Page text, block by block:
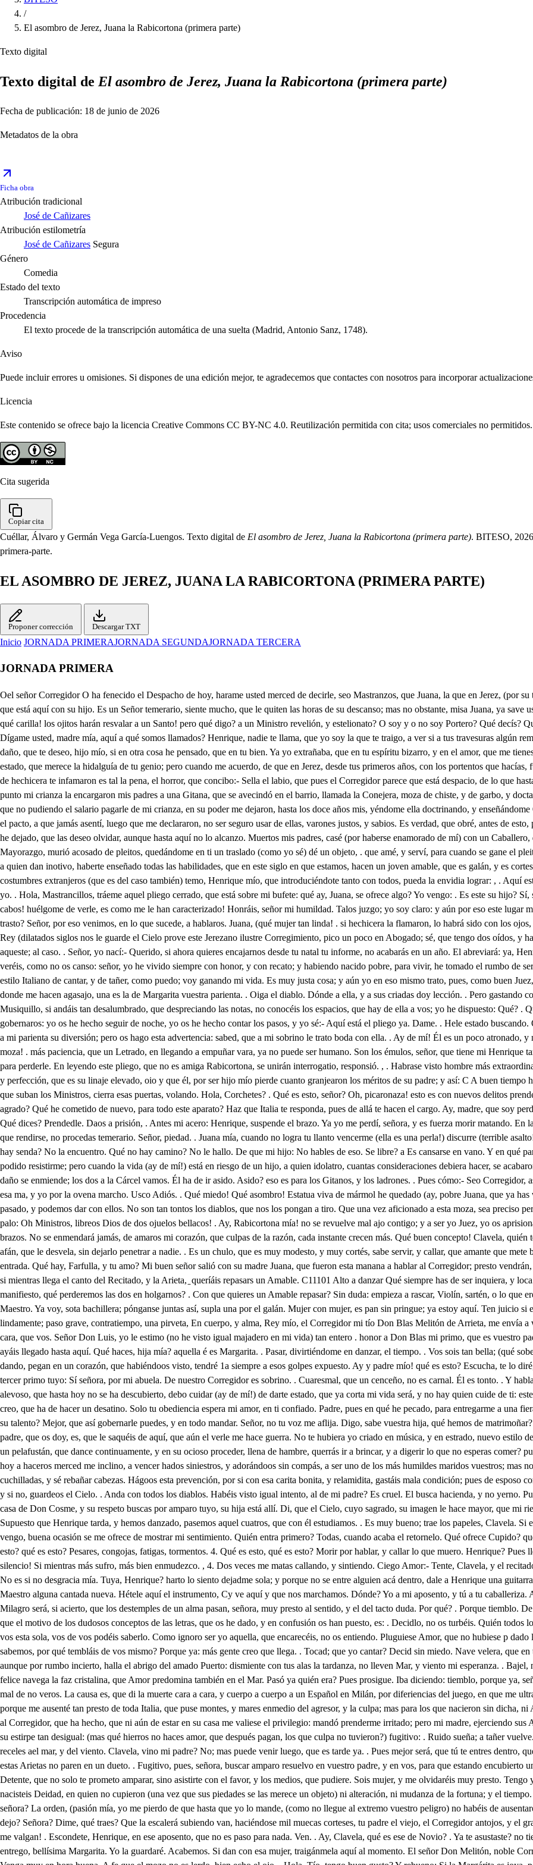
/
El asombro de Jerez, Juana la Rabicortona (primera parte)
Texto digital
Texto digital de El asombro de Jerez, Juana la Rabicortona (primera parte)
Fecha de publicación: 18 de junio de 2026
Metadatos de la obra
Ficha obra
Atribución tradicional
José de Cañizares
Atribución estilometría
José de Cañizares Segura
Género
Comedia
Estado del texto
Transcripción automática de impreso
Procedencia
El texto procede de la transcripción automática de una suelta (Madrid, Antonio Sanz, 1748).
Aviso
Puede incluir errores u omisiones. Si dispones de una edición mejor, te agradecemos que contactes con nosotros para incorporar
Licencia
Este contenido se ofrece bajo la licencia Creative Commons CC BY-NC 4.0. Reutilización permitida con cita; usos comerciales no permitidos.
Cita sugerida
Copiar cita
Cuéllar, Álvaro y Germán Vega García-Luengos. Texto digital de El asombro de Jerez, Juana la Rabicortona (primera parte). BITESO,
primera-parte.
EL ASOMBRO DE JEREZ, JUANA LA RABICORTONA (PRIMERA PARTE)
Proponer corrección Descargar TXT
Inicio JORNADA PRIMERAJORNADA SEGUNDAJORNADA TERCERA
JORNADA PRIMERA
Oel señor Corregidor O ha fenecido el Despacho de hoy, harame usted merced de decirle, seo Mastranzos, que Juana, la que en Jerez, (por su traje extraordinario) naman la Rabicortona, le quiere a solas un rato, y que está aquí con su hijo. Es un Señor temerario, siente mucho, que le quiten las horas de su descanso; mas no obstante, misa Juana, ya save usted, que yo ando por servirla. Estoy en eso. Le soy muy aficionado: qué carilla! los ojitos harán resvalar a un Santo! pero qué digo? a un Ministro revelión, y estelionato? O soy y o no soy Portero? Qué decís? Que voy volando: calla, humanidad, que yo te lo diré a pellizcazos. . Dígame usted, madre mía, aquí a qué somos llamados? Henrique, nadie te llama, que yo soy la que te traigo, a ver si a tus travesuras algún remedio las hallo. Con qué intentas mi castigo? Véngame a mí todo el daño, que te deseo, hijo mío, si en otra cosa he pensado, que en tu bien. Ya yo extrañaba, que en tu espíritu bizarro, y en el amor, que me tienes, cupiese ese doble trato. Ojalá, madre, pudiese ponerte en aquel estado, que merece la hidalguía de tu genio; pero cuando me acuerdo, de que en Jerez, desde tus primeros años, con los portentos que hacías, fuera del uso ordinario, por Maga te persiguieron, ̱ pero con tu natural de hechicera te infamaron es tal la pena, el horror, que concibo:- Sella el labio, que pues el Corregidor parece que está despacio, de lo que hasta aquí ignoraste, quiero dejarte informado. Yo, Henrique, nací, y al punto mi crianza la encargaron mis padres a una Gitana, que se avecindó en el barrio, llamada la Conejera, moza de chiste, y de garbo, y docta en la facultad de sus mañas, y sus tratos. Eran mis padres tan pobres, que no pudiendo el salario pagarle de mi crianza, en su poder me dejaron, hasta los doce años mis, yéndome ella doctrinando, y enseñándome Oraciones, cuyo sonido era santo, y bueno; pero debían de tener oculto el pacto, a que jamás asentí, luego que me declararon, no ser seguro usar de ellas, varones justos, y sabios. Es verdad, que obré, antes de esto, prodigios extraordinarios; mas luego que lo he sabido, tan del todo lo he dejado, que las deseo olvidar, aunque hasta aquí no lo alcanzo. Muertos mis padres, casé (por haberse enamorado de mí) con un Caballero, de los primeros Hidalgos de Jerez, que pretendiente de un ilustre Mayorazgo, murió acosado de pleitos, quedándome en ti un traslado (como yo sé) dé un objeto, . que amé, y serví, para cuando se gane el pleito, tener con que vivir descansados; tan atrevido, tan alto, tan generoso, a quien dan inotivo, haberte enseñado todas las habilidades, que en este siglo en que estamos, hacen un joven amable, que es galán, y es cortesano, después de tener noticia (pues en Italia has estado) de los usos, y costumbres extranjeros (que es del caso también) temo, Henrique mío, que introduciéndote tanto con todos, pueda la envidia lograr: , . Aquí está mi amo. El Corregidor, callemos. Señor, a tus pies estamos mi hijo, y yo. . Hola, Mastrancillos, tráeme aquel pliego cerrado, que está sobre mi bufete: qué ay, Juana, se ofrece algo? Yo vengo: . Es este su hijo? Sí, señor. . Bello muchacho! agradable frontispicio, buen bulto, mejores cabos! huélgome de verle, es como me le han caracterizado! Honráis, señor mi humildad. Talos juzgo; yo soy claro: y aún por eso este lugar me tenéis alborotado. Yo, señor? . Él; le parece, que no lo sé todo el trasto? Señor, por eso venimos, en lo que sucede, a hablaros. Juana, (qué mujer tan linda! . si hechicera la flamaron, lo habrá sido con los ojos, que por Dios que son un pasmo! aunque soy Juez interino, mientras el Rey (dilatados siglos nos le guarde el Cielo prove este Jerezano ilustre Corregimiento, pico un poco en Abogado; sé, que tengo dos oídos, y han de destinarse entrambos, uno, al Fiscal, y otros al Reo: el vuestro es aqueste; al caso. . Señor, yo nací:- Querido, si ahora quieres encajarnos desde tu natal tu informe, no acabarás en un año. El abreviará: ya, Henrique, ves el genio estrafalario de este hombre. Advertido estoy. . Vos veréis, como no os canso: señor, yo he vivido siempre con honor, y con recato; y habiendo nacido pobre, para vivir, he tomado el rumbo de ser Maestro de Guitarra, y enseñando a Damas, y Caballeros el nuevo estilo Italiano de cantar, y de tañer, como puedo; voy ganando mi vida. Es muy justa cosa; y aún yo en eso mismo trato, pues, como buen Juez, me toca poner en solfa unos Autos. Adelante. . Entre otras casas, donde me hacen agasajo, una es la de Margarita vuestra parienta. . Oiga el diablo. Dónde a ella, y a sus criadas doy lección. . Pero gastando con ella muchos gorjeos, con ellas pocos trinados. Yo, señor: . Seo Musiquillo, si andáis tan desalumbrado, que despreciando las notas, no conocéis los espacios, que hay de ella a vos; yo he dispuesto: Qué? . Que os enseñe la mano un Verdugo, y el compás, con que debéis gobernaros: yo os he hecho seguir de noche, yo os he hecho contar los pasos, y yo sé:- Aquí está el pliego ya. Dame. . Hele estado buscando. Quién te habla nada, estantigua. Lo seguro es enmendaros: . no quitaré a mi parienta su diversión; pero os hago esta advertencia: sabed, que a mi sobrino le trato boda con ella. . Ay de mí! Él es un poco atronado, y no lo podré evitar, si un día os rompe los cascos. No me harto de ver la moza! . más paciencia, que un Letrado, en llegando a empuñar vara, ya no puede ser humano. Son los émulos, señor, que tiene mi Henrique tantos, por sus naturales prendas, que eso lo habrán somentado, (largo, para perderle. En leyendo este pliego, que no es amiga Rabicortona, se unirán interrogatio, responsió. , . Habrase visto hombre más extraordinario! No ignora Henrique, señor, que es Margarita un milagro de virtud, y perfección, que es su linaje elevado, oio y que él, por ser hijo mío pierde cuanto granjearon los méritos de su padre; y así: C A buen tiempo ha llegado esta orden. . No discurráis: Nada discurro: a Mastranzos, haz que suban los Ministros, cierra esas puertas, volando. Hola, Corchetes? . Qué es esto, señor? Oh, picaronaza! esto es con nuevos delitos prenderos, para ahorcaros. Pues qué novedad tan presto os vuelve en ira el agrado? Qué he cometido de nuevo, para todo este aparato? Haz que Italia te responda, pues de allá te hacen el cargo. Ay, madre, que soy perdido! Hijo, pues qué es esto? Es tanto, que si me cogen, soy muerto. . Qué dices? Prendedle. Daos a prisión, . Antes mi acero: Henrique, suspende el brazo. Ya yo me perdí, señora, y es fuerza morir matando. En la casa no hay balcones, las puertas ya se cerraron, no hay más medio, que rendirse, no procedas temerario.